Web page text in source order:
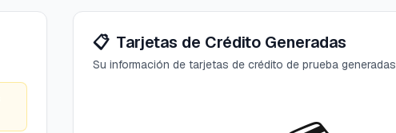
📋 Tarjetas de Crédito Generadas
Su información de tarjetas de crédito de prueba generadas